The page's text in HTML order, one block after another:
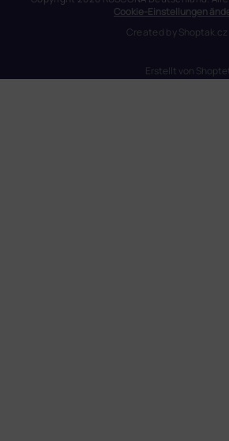
Erstellt von
Cookie-Einstellungen
Created byShoptak.cz